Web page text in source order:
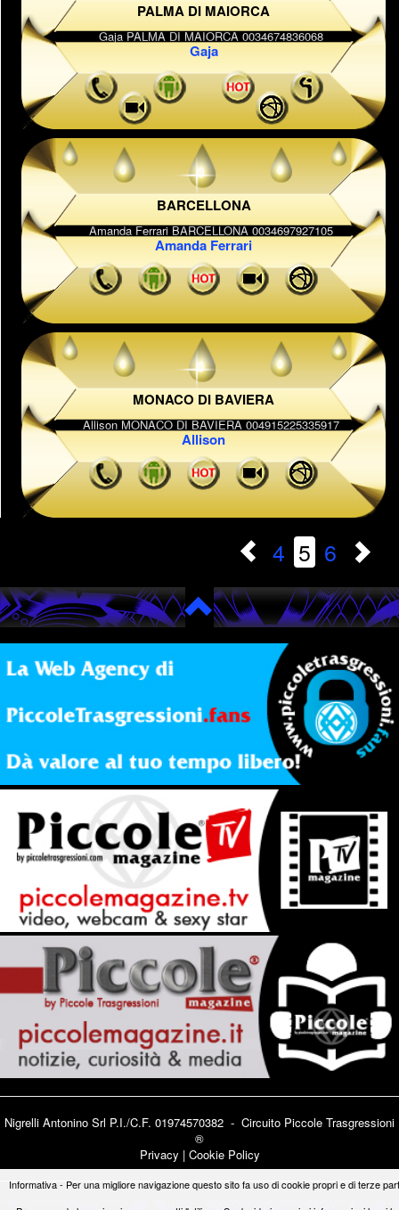
PALMA DI MAIORCA
Gaja
BARCELLONA
Amanda Ferrari
MONACO DI BAVIERA
Allison
4 5 6
Nigrelli Antonino Srl P.I./C.F. 01974570382 - Circuito Piccole Trasgressioni
®
Privacy | Cookie Policy
Informativa - Per una migliore navigazione questo sito fa uso di cookie propri e di terze